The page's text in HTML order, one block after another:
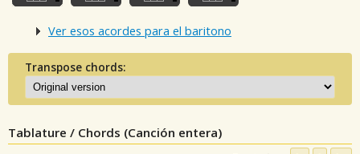
Ver esos acordes para el baritono
Transpose chords:
Tablature / Chords (Canción entera)